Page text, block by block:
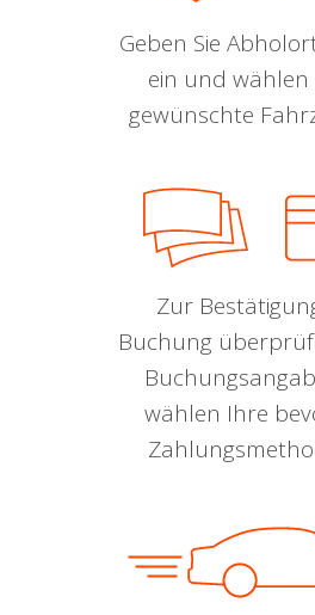
Geben Sie
ein und wählen
gewünschte
Zur
Buchung
wählen Ihre